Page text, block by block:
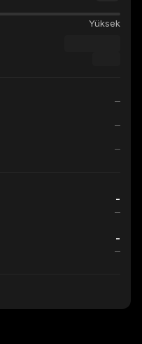
Yüksek
-
-